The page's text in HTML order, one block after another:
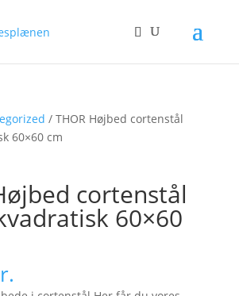
/ THOR Højbed cortenstål
60×60 cm
cortenstål
60×60